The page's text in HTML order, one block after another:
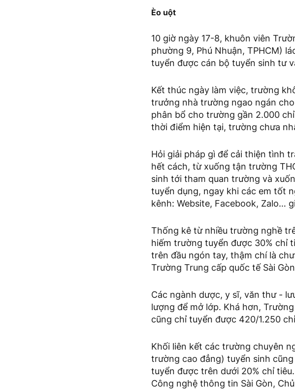
Èo uột
10 giờ ngày 17-8, khuôn viên
phường 9, Phú Nhuận, TPHCM)
tuyển được cán bộ tuyển sinh tư
Kết thúc ngày làm việc, trường
trưởng nhà trường ngao ngán
phân bổ cho trường gần 2.000
thời điểm hiện tại, trường chưa
Hỏi giải pháp gì để cải thiện tình
hết cách, từ xuống tận trường
sinh tới tham quan trường và
tuyển dụng, ngay khi các em tốt
kênh: Website, Facebook, Zalo…
Thống kê từ nhiều trường nghề
hiếm trường tuyển được 30% chỉ
trên đầu ngón tay, thậm chí là
Trường Trung cấp quốc tế Sài
Các ngành dược, y sĩ, văn thư -
lượng để mở lớp. Khá hơn,
cũng chỉ tuyển được 420/1.250
Khối liên kết các trường chuyên
trường cao đẳng) tuyển sinh
tuyển được trên dưới 20% chỉ
Công nghệ thông tin Sài Gòn,